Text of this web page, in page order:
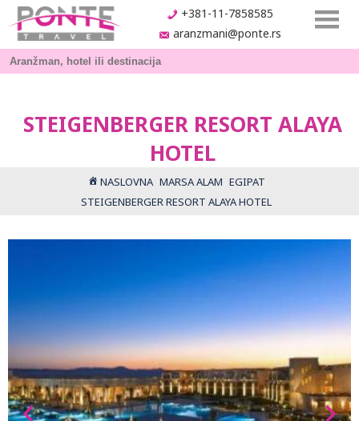
+381-11-7858585
aranzmani@ponte.rs
STEIGENBERGER RESORT ALAYA
HOTEL
NASLOVNA MARSA ALAM EGIPAT
STEIGENBERGER RESORT ALAYA HOTEL